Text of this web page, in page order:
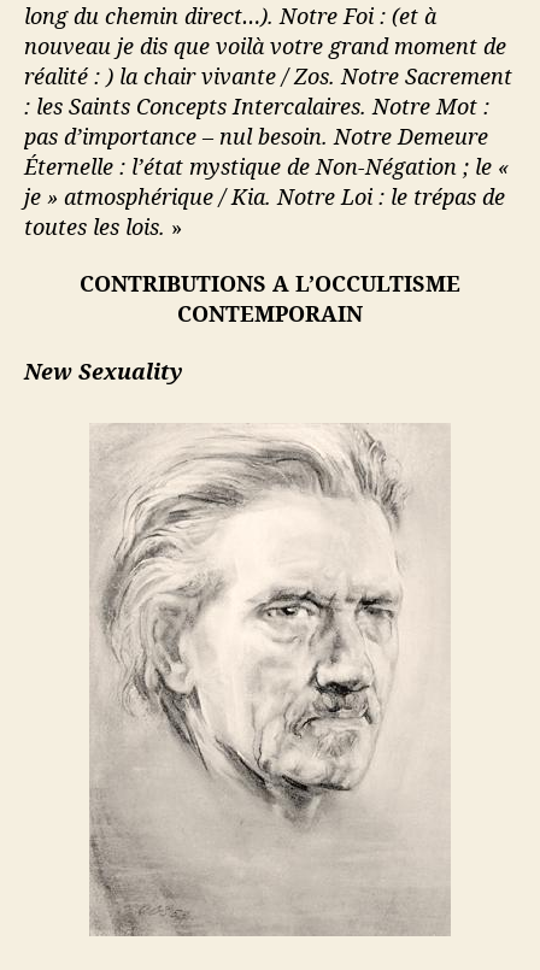
long du chemin direct…). Notre Foi : (et à
nouveau je dis que voilà votre grand moment de
réalité : ) la chair vivante / Zos. Notre Sacrement
: les Saints Concepts Intercalaires. Notre Mot :
pas d’importance – nul besoin. Notre Demeure
Éternelle : l’état mystique de Non-Négation ; le «
je » atmosphérique / Kia. Notre Loi : le trépas de
toutes les lois. »
CONTRIBUTIONS A L’OCCULTISME
CONTEMPORAIN
New Sexuality